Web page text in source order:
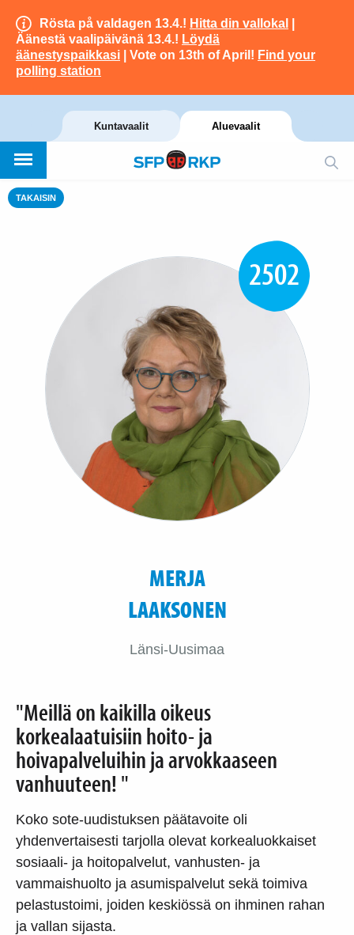
Rösta på valdagen 13.4.! Hitta din vallokal
Äänestä vaalipäivänä 13.4.! Löydä
äänestyspaikkasi | Vote on 13th of April! Find your
polling station
Kuntavaalit Aluevaalit
TAKAISIN
2502
MERJA
LAAKSONEN
Länsi-Uusimaa
"Meillä on kaikilla oikeus
korkealaatuisiin hoito- ja
hoivapalveluihin ja arvokkaaseen
vanhuuteen! "
Koko sote-uudistuksen päätavoite oli
yhdenvertaisesti tarjolla olevat korkealuokkaiset
sosiaali- ja hoitopalvelut, vanhusten- ja
vammaishuolto ja asumispalvelut sekä toimiva
pelastustoimi, joiden keskiössä on ihminen rahan
ja vallan sijasta.